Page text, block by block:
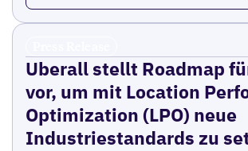
Uberall stellt Roadmap
vor, um mit Location
Optimization (LPO) neue
Industriestandards zu